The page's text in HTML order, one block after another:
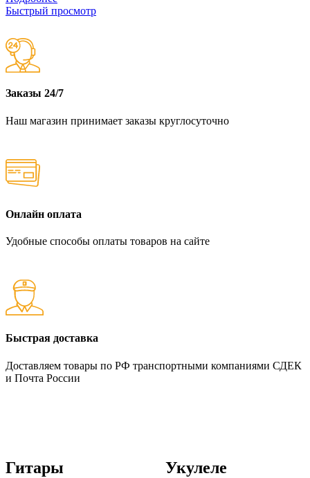
Быстрый просмотр
Заказы 24/7
Наш магазин принимает заказы круглосуточно
Онлайн оплата
Удобные способы оплаты товаров на сайте
Быстрая доставка
Доставляем товары по РФ транспортными компаниями СДЕК
и Почта России
Гитары Укулеле